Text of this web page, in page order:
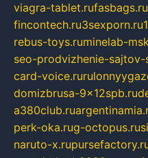
viagra-tablet.rufasbags.ru
fincontech.ru3sexporn.ru
rebus-toys.ruminelab-
seo-prodvizhenie-
card-voice.ru
domizbrusa-9x12spb.ru
a380club.ru
perk-oka.rug-octopus.ru
naruto-x.ru